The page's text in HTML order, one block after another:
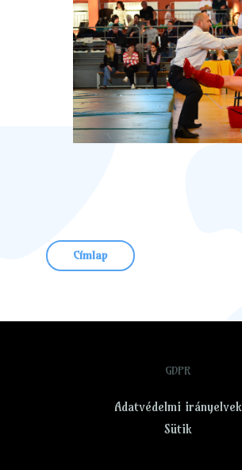
Címlap
GDPR
Adatvédelmi irányelvek
Sütik